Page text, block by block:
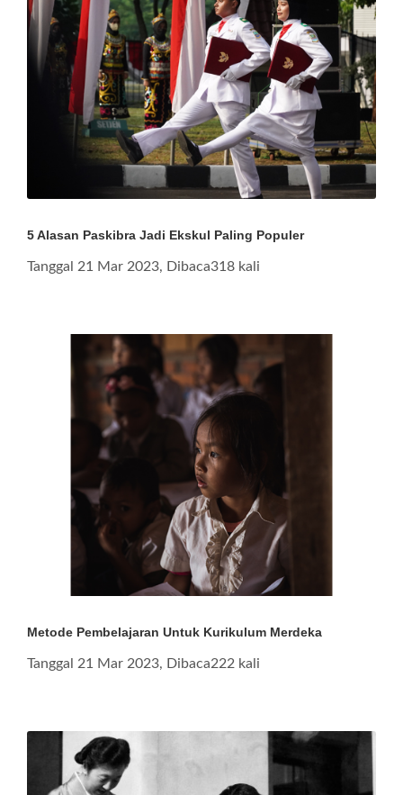
5 Alasan Paskibra Jadi Ekskul Paling Populer
Tanggal 21 Mar 2023, Dibaca318 kali
Metode Pembelajaran Untuk Kurikulum Merdeka
Tanggal 21 Mar 2023, Dibaca222 kali